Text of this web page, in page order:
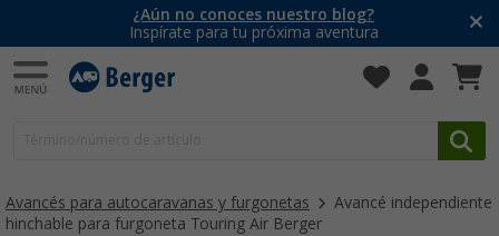
¿Aún no conoces nuestro blog?
Inspírate para tu próxima aventura
Avancés para autocaravanas y furgonetas
Avancé independiente
hinchable para furgoneta Touring Air Berger